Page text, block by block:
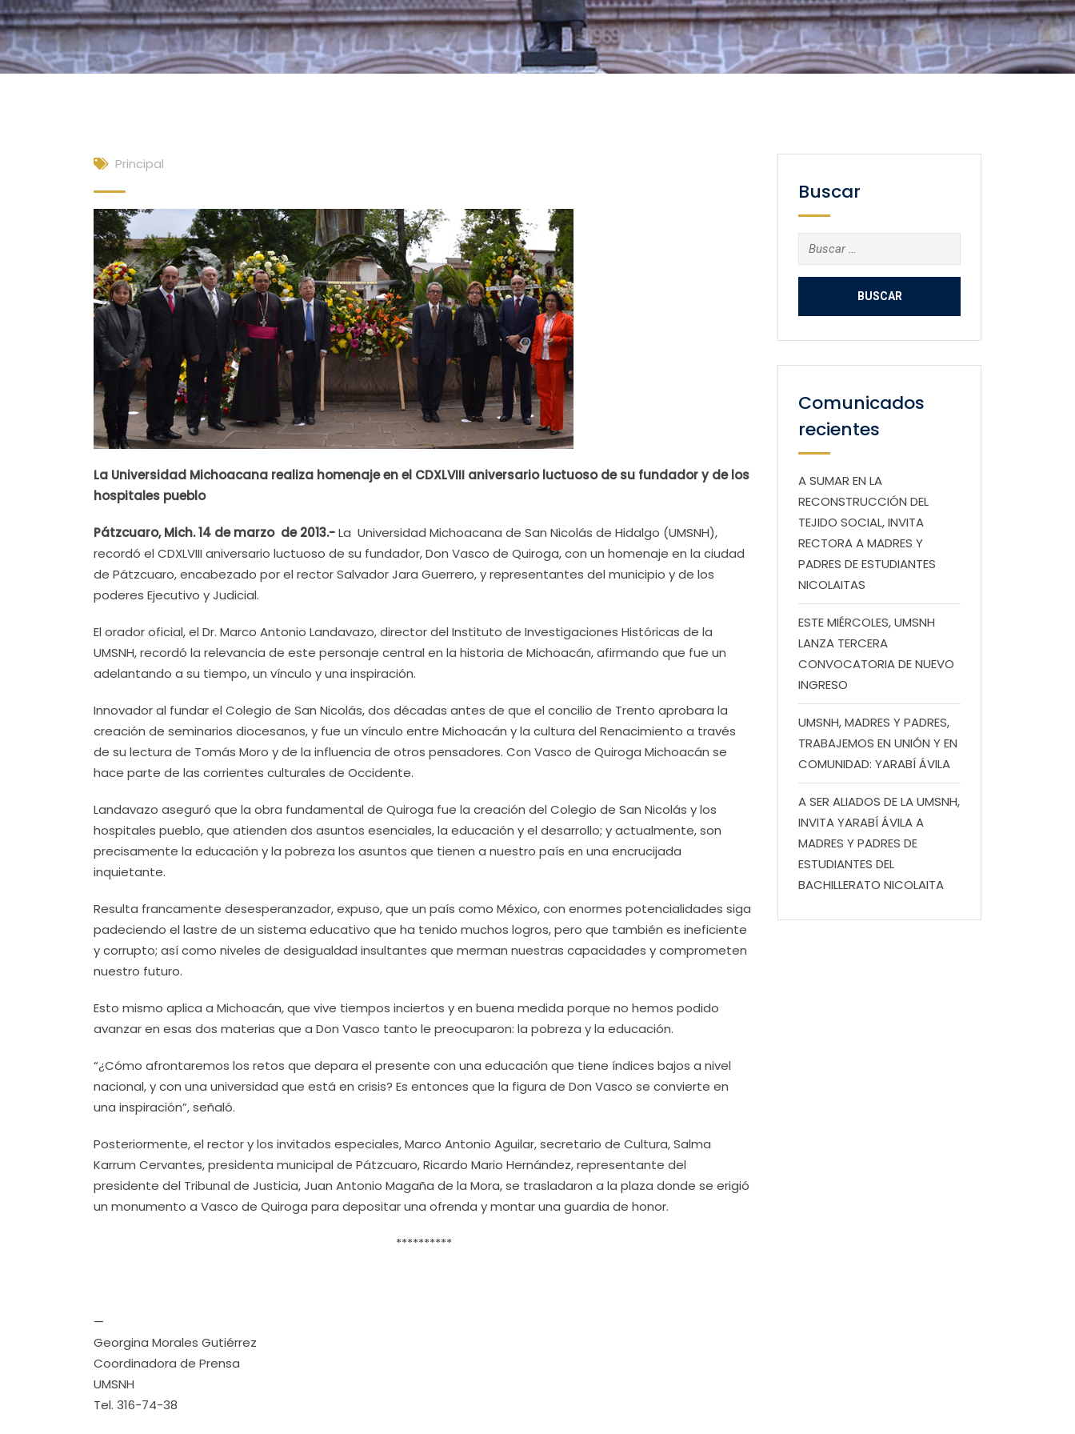
Principal
La Universidad Michoacana realiza homenaje en el CDXLVIII aniversario luctuoso de su fundador y de los
hospitales pueblo
Pátzcuaro, Mich. 14 de marzo de 2013.-La Universidad Michoacana de San Nicolás de Hidalgo (UMSNH),
recordó el CDXLVIII aniversario luctuoso de su fundador, Don Vasco de Quiroga, con un homenaje en la ciudad
de Pátzcuaro, encabezado por el rector Salvador Jara Guerrero, y representantes del municipio y de los
poderes Ejecutivo y Judicial.
El orador oficial, el Dr. Marco Antonio Landavazo, director del Instituto de Investigaciones Históricas de la
UMSNH, recordó la relevancia de este personaje central en la historia de Michoacán, afirmando que fue un
adelantando a su tiempo, un vínculo y una inspiración.
Innovador al fundar el Colegio de San Nicolás, dos décadas antes de que el concilio de Trento aprobara la
creación de seminarios diocesanos, y fue un vínculo entre Michoacán y la cultura del Renacimiento a través
de su lectura de Tomás Moro y de la influencia de otros pensadores. Con Vasco de Quiroga Michoacán se
hace parte de las corrientes culturales de Occidente.
Landavazo aseguró que la obra fundamental de Quiroga fue la creación del Colegio de San Nicolás y los
hospitales pueblo, que atienden dos asuntos esenciales, la educación y el desarrollo; y actualmente, son
precisamente la educación y la pobreza los asuntos que tienen a nuestro país en una encrucijada
inquietante.
Resulta francamente desesperanzador, expuso, que un país como México, con enormes potencialidades siga
padeciendo el lastre de un sistema educativo que ha tenido muchos logros, pero que también es ineficiente
y corrupto; así como niveles de desigualdad insultantes que merman nuestras capacidades y comprometen
nuestro futuro.
Esto mismo aplica a Michoacán, que vive tiempos inciertos y en buena medida porque no hemos podido
avanzar en esas dos materias que a Don Vasco tanto le preocuparon: la pobreza y la educación.
“¿Cómo afrontaremos los retos que depara el presente con una educación que tiene índices bajos a nivel
nacional, y con una universidad que está en crisis? Es entonces que la figura de Don Vasco se convierte en
una inspiración”, señaló.
Posteriormente, el rector y los invitados especiales, Marco Antonio Aguilar, secretario de Cultura, Salma
Karrum Cervantes, presidenta municipal de Pátzcuaro, Ricardo Mario Hernández, representante del
presidente del Tribunal de Justicia, Juan Antonio Magaña de la Mora, se trasladaron a la plaza donde se erigió
un monumento a Vasco de Quiroga para depositar una ofrenda y montar una guardia de honor.
**********
—
Georgina Morales Gutiérrez
Coordinadora de Prensa
UMSNH
Tel. 316-74-38
Buscar
Buscar:
Comunicados
recientes
A SUMAR EN LA
RECONSTRUCCIÓN DEL
TEJIDO SOCIAL, INVITA
RECTORA A MADRES Y
PADRES DE ESTUDIANTES
NICOLAITAS
ESTE MIÉRCOLES, UMSNH
LANZA TERCERA
CONVOCATORIA DE NUEVO
INGRESO
UMSNH, MADRES Y PADRES,
TRABAJEMOS EN UNIÓN Y EN
COMUNIDAD: YARABÍ ÁVILA
A SER ALIADOS DE LA UMSNH,
INVITA YARABÍ ÁVILA A
MADRES Y PADRES DE
ESTUDIANTES DEL
BACHILLERATO NICOLAITA